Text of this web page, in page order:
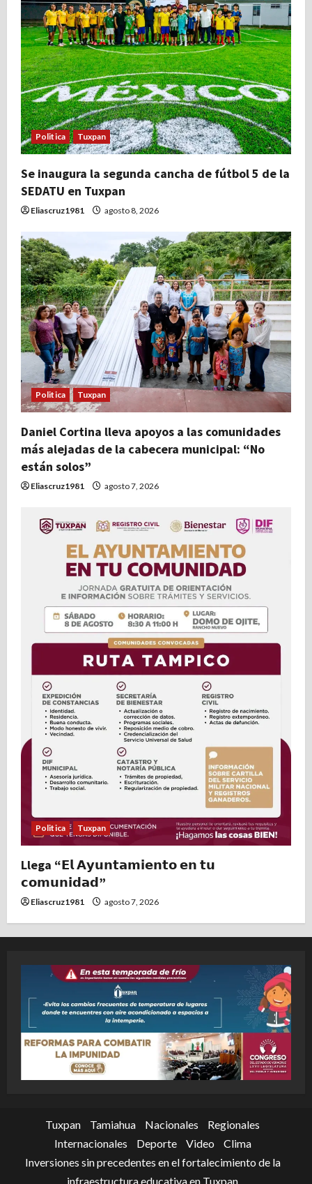
Politica Tuxpan
Se inaugura la segunda cancha de fútbol 5 de la
SEDATU en Tuxpan
Eliascruz1981 agosto 8, 2026
Politica Tuxpan
Daniel Cortina lleva apoyos a las comunidades
más alejadas de la cabecera municipal: “No
están solos”
Eliascruz1981 agosto 7, 2026
Politica Tuxpan
Llega “𝗘𝗹 𝗔𝘆𝘂𝗻𝘁𝗮𝗺𝗶𝗲𝗻𝘁𝗼 𝗲𝗻 𝘁𝘂
𝗰𝗼𝗺𝘂𝗻𝗶𝗱𝗮𝗱”
Eliascruz1981 agosto 7, 2026
Tuxpan Tamiahua Nacionales
Regionales
Internacionales
Deporte Video
Clima
Inversiones sin precedentes en el fortalecimiento de la
infraestructura educativa en Tuxpan